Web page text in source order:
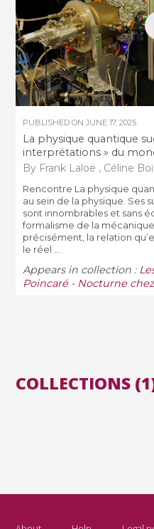
PUBLISHED ONJUNE 17, 2025
La physique quantique
interprétations » du
By Frank Laloë , Céline
Rencontre La physique
au sein de la physique. Ses
sont innombrables et sans
formalisme de la
précisément, la relation
le réel ...
Appears in collection :
Poincaré - Nocturne
COLLECTIONS